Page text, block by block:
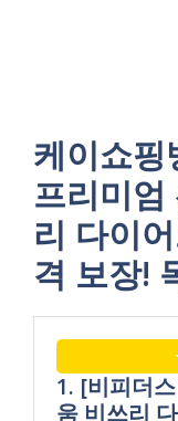
케이쇼핑
프리미엄
리 다이
격 보장!
1. [비피더
움 비쓰리